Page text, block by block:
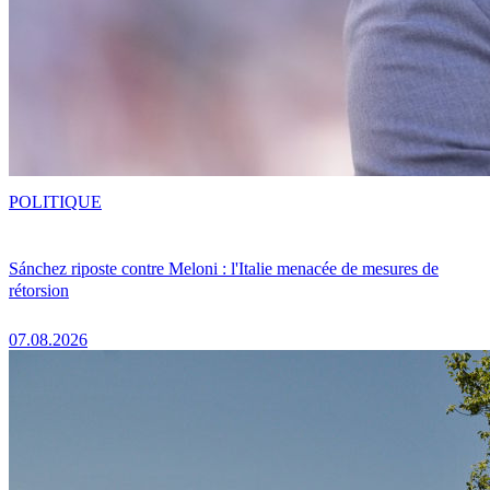
Sánchez riposte contre Meloni : l'Italie menacée de mesures de
rétorsion
07.08.2026
POLITIQUE